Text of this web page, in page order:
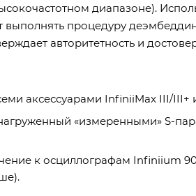
диапазоне).
выполнять процедуру
авторитетность и
аксессуарами InfiniiMax III/III+
«измеренными» S-
к осциллографам Infiniium